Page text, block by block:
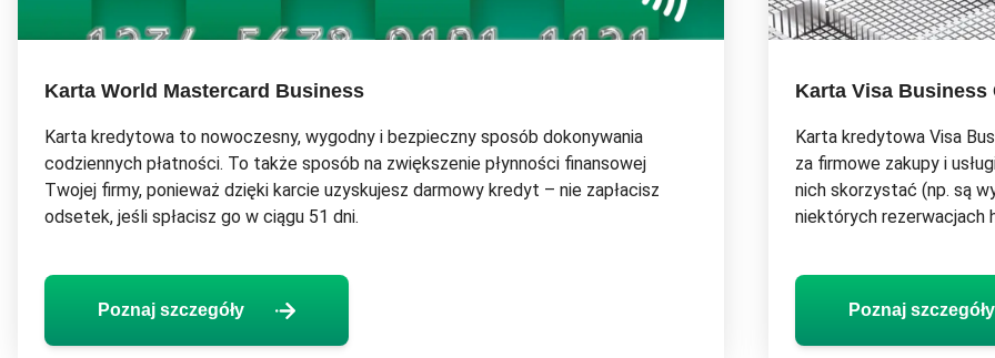
Karta World Mastercard Business
Karta kredytowa to nowoczesny, wygodny i bezpieczny sposób dokonywania
codziennych płatności. To także sposób na zwiększenie płynności finansowej
Twojej firmy, ponieważ dzięki karcie uzyskujesz darmowy kredyt – nie zapłacisz
odsetek, jeśli spłacisz go w ciągu 51 dni.
Poznaj szczegóły
Karta Visa Business
Karta kredytowa Visa
za firmowe zakupy i
nich skorzystać (np. są
niektórych rezerwacjach
Poznaj szczegóły